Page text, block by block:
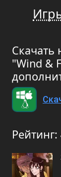
Скачать
"Wind &
Рейтинг: